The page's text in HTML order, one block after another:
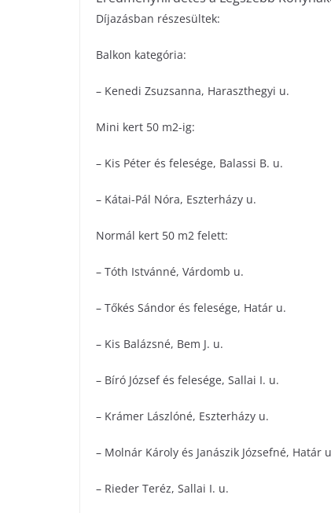
Díjazásban részesültek:
Balkon kategória:
– Kenedi Zsuzsanna, Haraszthegyi u.
Mini kert 50 m2-ig:
– Kis Péter és felesége, Balassi B. u.
– Kátai-Pál Nóra, Eszterházy u.
Normál kert 50 m2 felett:
– Tóth Istvánné, Várdomb u.
– Tőkés Sándor és felesége, Határ u.
– Kis Balázsné, Bem J. u.
– Bíró József és felesége, Sallai I. u.
– Krámer Lászlóné, Eszterházy u.
– Molnár Károly és Janászik Józsefné, Határ
– Rieder Teréz, Sallai I. u.